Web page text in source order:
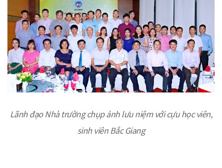
Lãnh đạo Nhà trường chụp ảnh lưu niệm với cựu học viên,
sinh viên Bắc Giang